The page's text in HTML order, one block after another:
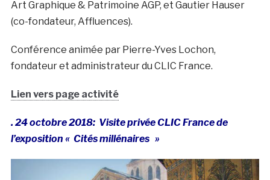
Art Graphique & Patrimoine AGP, et Gautier Hauser
(co-fondateur, Affluences).
Conférence animée par Pierre-Yves Lochon,
fondateur et administrateur du CLIC France.
Lien vers page activité
. 24 octobre 2018: Visite privée CLIC France de
l’exposition « Cités millénaires »